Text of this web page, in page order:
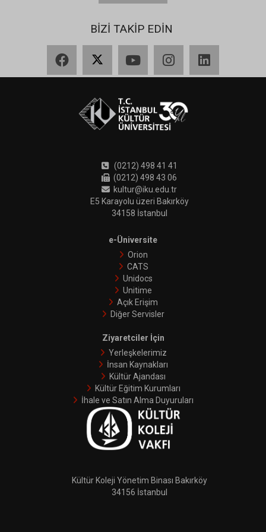
BİZİ TAKİP EDİN
(0212) 498 41 41
(0212) 498 43 06
kultur@iku.edu.tr
E5 Karayolu üzeri Bakırköy
34158 İstanbul
e-Üniversite
Orion
CATS
Unidocs
Unitime
Açık Erişim
Diğer Servisler
Ziyaretciler İçin
Yerleşkelerimiz
İnsan Kaynakları
Kültür Ajandası
Kültür Eğitim Kurumları
İhale ve Satın Alma Duyuruları
Kültür Koleji Yönetim Binası Bakırköy
34156 İstanbul